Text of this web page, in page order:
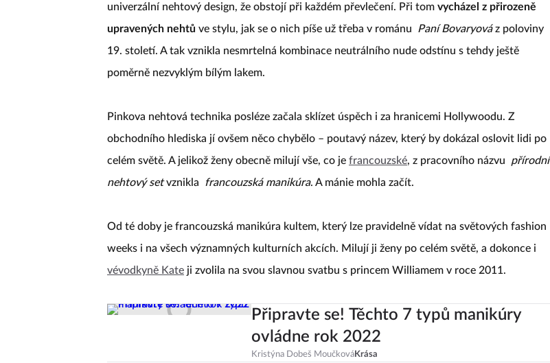
univerzální nehtový design, že obstojí při každém převlečení. Při tom vycházel z přirozeně
upravených nehtů ve stylu, jak se o nich píše už třeba v románu Paní Bovaryováz poloviny
19. století. A tak vznikla nesmrtelná kombinace neutrálního nude odstínu s tehdy ještě
poměrně nezvyklým bílým lakem.
Pinkova nehtová technika posléze začala sklízet úspěch i za hranicemi Hollywoodu. Z
obchodního hlediska jí ovšem něco chybělo – poutavý název, který by dokázal oslovit lidi po
celém světě. A jelikož ženy obecně milují vše, co je francouzské, z pracovního názvu
přírodní
nehtový setvznikla francouzská manikúra. A mánie mohla začít.
Od té doby je francouzská manikúra kultem, který lze pravidelně vídat na světových fashion
weeks i na všech významných kulturních akcích. Milují ji ženy po celém světě, a dokonce i
vévodkyně Kate ji zvolila na svou slavnou svatbu s princem Williamem v roce 2011.
Připravte se! Těchto 7 typů manikúry
ovládne rok 2022
Kristýna Dobeš MoučkováKrása